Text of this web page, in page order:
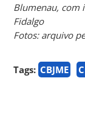
Blumenau, com
Fidalgo
Fotos: arquivo
Tags: CBJME